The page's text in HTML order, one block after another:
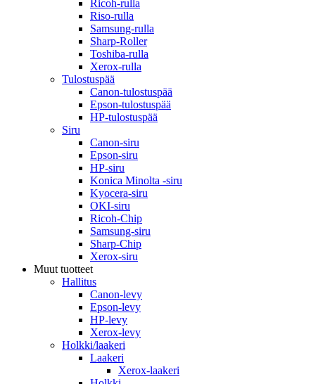
Ricoh-rulla
Riso-rulla
Samsung-rulla
Sharp-Roller
Toshiba-rulla
Xerox-rulla
Tulostuspää
Canon-tulostuspää
Epson-tulostuspää
HP-tulostuspää
Siru
Canon-siru
Epson-siru
HP-siru
Konica Minolta -siru
Kyocera-siru
OKI-siru
Ricoh-Chip
Samsung-siru
Sharp-Chip
Xerox-siru
Muut tuotteet
Hallitus
Canon-levy
Epson-levy
HP-levy
Xerox-levy
Holkki/laakeri
Laakeri
Xerox-laakeri